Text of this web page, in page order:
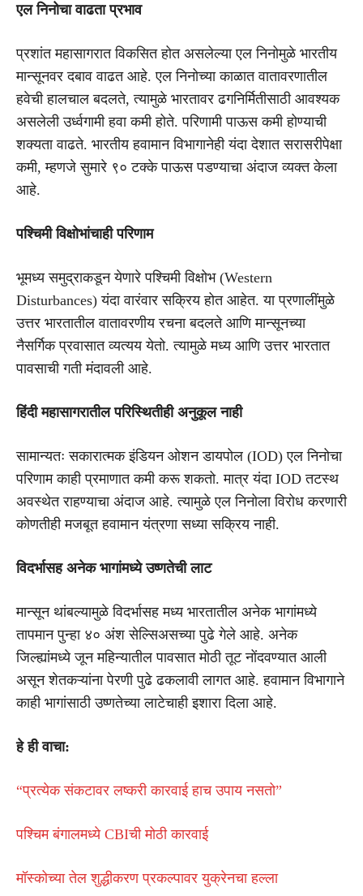
एल निनोचा वाढता प्रभाव
प्रशांत महासागरात विकसित होत असलेल्या एल निनोमुळे भारतीय
मान्सूनवर दबाव वाढत आहे. एल निनोच्या काळात वातावरणातील
हवेची हालचाल बदलते, त्यामुळे भारतावर ढगनिर्मितीसाठी आवश्यक
असलेली उर्ध्वगामी हवा कमी होते. परिणामी पाऊस कमी होण्याची
शक्यता वाढते. भारतीय हवामान विभागानेही यंदा देशात सरासरीपेक्षा
कमी, म्हणजे सुमारे ९० टक्के पाऊस पडण्याचा अंदाज व्यक्त केला
आहे.
पश्चिमी विक्षोभांचाही परिणाम
भूमध्य समुद्राकडून येणारे पश्चिमी विक्षोभ (Western
Disturbances) यंदा वारंवार सक्रिय होत आहेत. या प्रणालींमुळे
उत्तर भारतातील वातावरणीय रचना बदलते आणि मान्सूनच्या
नैसर्गिक प्रवासात व्यत्यय येतो. त्यामुळे मध्य आणि उत्तर भारतात
पावसाची गती मंदावली आहे.
हिंदी महासागरातील परिस्थितीही अनुकूल नाही
सामान्यतः सकारात्मक इंडियन ओशन डायपोल (IOD) एल निनोचा
परिणाम काही प्रमाणात कमी करू शकतो. मात्र यंदा IOD तटस्थ
अवस्थेत राहण्याचा अंदाज आहे. त्यामुळे एल निनोला विरोध करणारी
कोणतीही मजबूत हवामान यंत्रणा सध्या सक्रिय नाही.
विदर्भासह अनेक भागांमध्ये उष्णतेची लाट
मान्सून थांबल्यामुळे विदर्भासह मध्य भारतातील अनेक भागांमध्ये
तापमान पुन्हा ४० अंश सेल्सिअसच्या पुढे गेले आहे. अनेक
जिल्ह्यांमध्ये जून महिन्यातील पावसात मोठी तूट नोंदवण्यात आली
असून शेतकऱ्यांना पेरणी पुढे ढकलावी लागत आहे. हवामान विभागाने
काही भागांसाठी उष्णतेच्या लाटेचाही इशारा दिला आहे.
हे ही वाचा:
“प्रत्येक संकटावर लष्करी कारवाई हाच उपाय नसतो”
पश्चिम बंगालमध्ये CBIची मोठी कारवाई
मॉस्कोच्या तेल शुद्धीकरण प्रकल्पावर युक्रेनचा हल्ला